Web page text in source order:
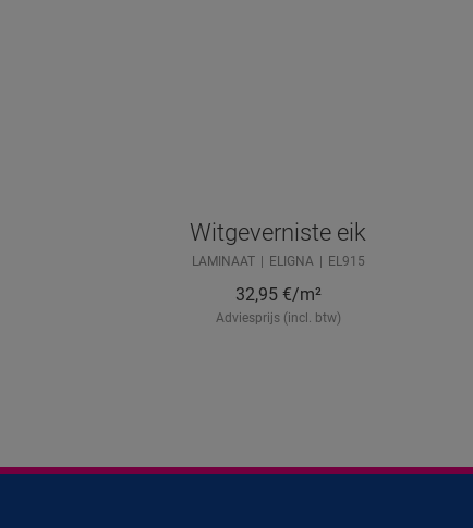
Witgeverniste eik
LAMINAAT ELIGNA EL915
32,95 €/m²
Adviesprijs (incl. btw)